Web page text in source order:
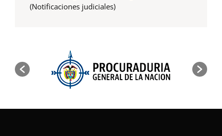
(Notificaciones judiciales)